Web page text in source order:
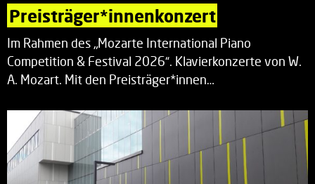
Preisträger*innenkonzert
Im Rahmen des „Mozarte International Piano
Competition & Festival 2026“. Klavierkonzerte von W.
A. Mozart. Mit den Preisträger*innen…